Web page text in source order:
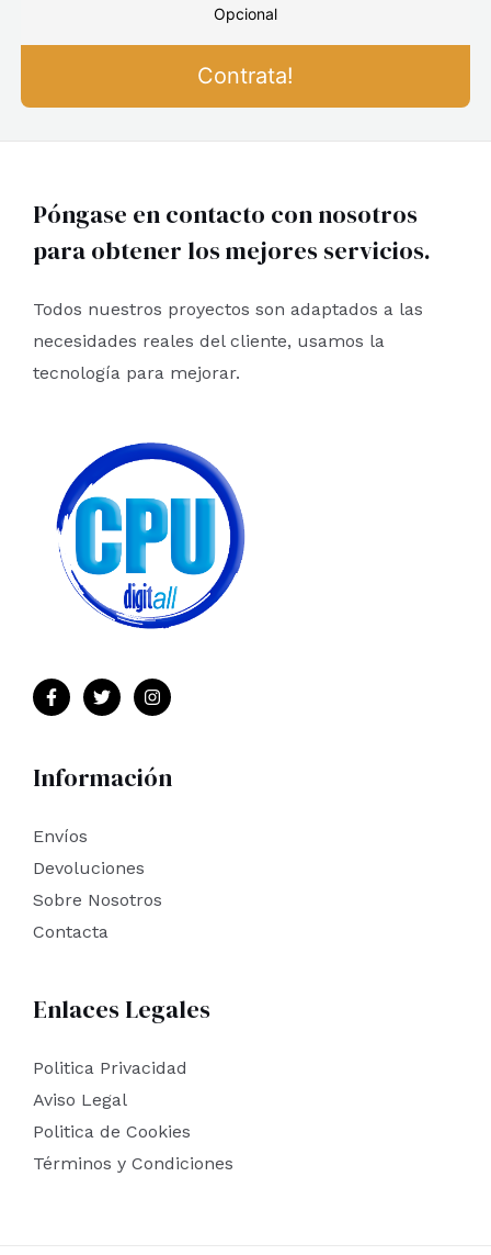
Opcional
Contrata!
Póngase en contacto con nosotros
para obtener los mejores servicios.
Todos nuestros proyectos son adaptados a las
necesidades reales del cliente, usamos la
tecnología para mejorar.
Información
Envíos
Devoluciones
Sobre Nosotros
Contacta
Enlaces Legales
Politica Privacidad
Aviso Legal
Politica de Cookies
Términos y Condiciones